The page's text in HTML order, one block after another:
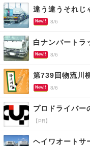
New!! 8/6
New!! 8/6
第739回物流川
New!! 8/6
プロドライバー
【PR】